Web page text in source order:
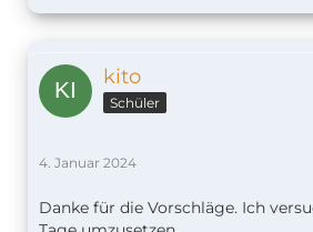
kito
Schüler
4. Januar 2024
Danke für die Vorschläge. Ich